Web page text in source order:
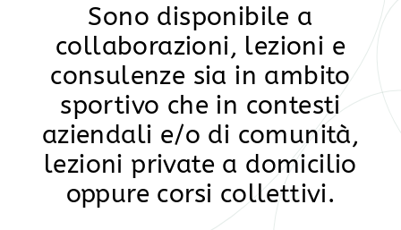
Sono disponibile a
collaborazioni, lezioni e
consulenze sia in ambito
sportivo che in contesti
aziendali e/o di comunità,
lezioni private a domicilio
oppure corsi collettivi.